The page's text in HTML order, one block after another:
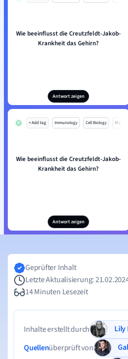
Wie beeinflusst die Creutzfeldt-Jakob-
Krankheit das Gehirn?
Antwort zeigen
+ Add tag Immunology Cell Biology Mo
Wie beeinflusst die Creutzfeldt-Jakob-
Krankheit das Gehirn?
Antwort zeigen
Geprüfter Inhalt
Letzte Aktualisierung:
14 Minuten Lesezeit
Inhalte erstellt durch
Quellenüberprüft von